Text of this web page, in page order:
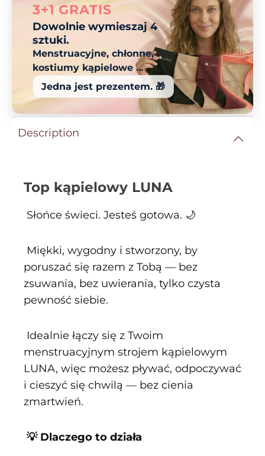
3+1 GRATIS
Dowolnie wymieszaj 4
sztuki.
Menstruacyjne, chłonne,
kostiumy kąpielowe ...
Jedna jest prezentem. 🎁
Description
Top kąpielowy LUNA
Słońce świeci. Jesteś gotowa. 🌙
Miękki, wygodny i stworzony, by
poruszać się razem z Tobą — bez
zsuwania, bez uwierania, tylko czysta
pewność siebie.
Idealnie łączy się z Twoim
menstruacyjnym strojem kąpielowym
LUNA, więc możesz pływać, odpoczywać
i cieszyć się chwilą — bez cienia
zmartwień.
💡 Dlaczego to działa